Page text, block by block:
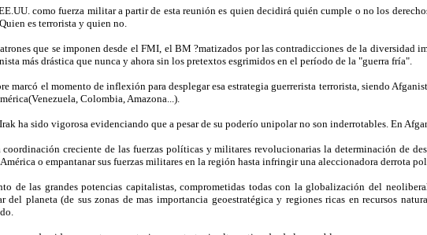
como fuerza militar a partir de esta reunión es quien decidirá quién cumple o no los
es terrorista y quien no.
que se imponen desde el FMI, el BM ?matizados por las contradicciones de la diversidad
más drástica que nunca y ahora sin los pretextos esgrimidos en el período de la "guerra fría".
marcó el momento de inflexión para desplegar esa estrategia guerrerista terrorista, siendo
Colombia, Amazona...).
Irak ha sido vigorosa evidenciando que a pesar de su poderío unipolar no son inderrotables. En
creciente de las fuerzas políticas y militares revolucionarias la determinación de
o empantanar sus fuerzas militares en la región hasta infringir una aleccionadora derrota
de las grandes potencias capitalistas, comprometidas todas con la globalización del
del planeta (de sus zonas de mas importancia geoestratégica y regiones ricas en recursos